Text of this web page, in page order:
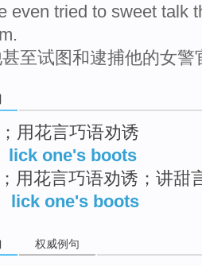
even tried to sweet talk
至试图和逮捕他的女警
用花言巧语劝诱
lick one's boots
用花言巧语劝诱；讲甜
lick one's boots
权威例句